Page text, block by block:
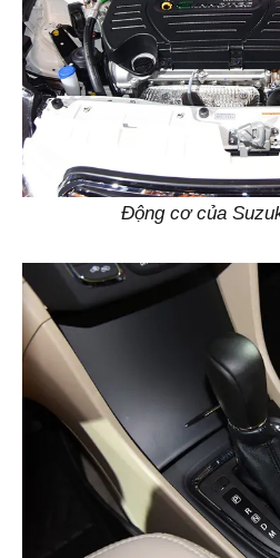
Động cơ của